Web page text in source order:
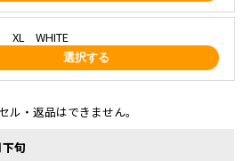
XL WHITE
選択する
ル・返品はできません。
旬